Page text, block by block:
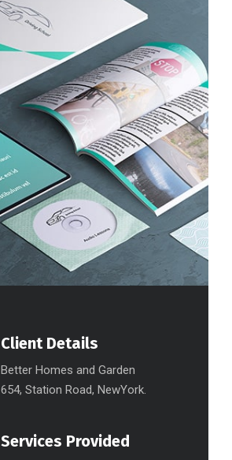
Client Details
Better Homes and Garden
654, Station Road, NewYork.
Services Provided